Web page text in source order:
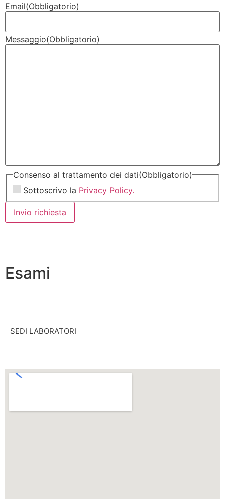
Email(Obbligatorio)
Messaggio(Obbligatorio)
Consenso al trattamento dei dati(Obbligatorio)
Sottoscrivo la Privacy Policy.
Invio richiesta
Esami
SEDI LABORATORI